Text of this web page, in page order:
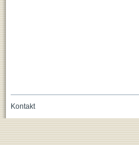
Kontakt